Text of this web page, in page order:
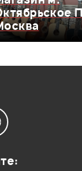
0
0